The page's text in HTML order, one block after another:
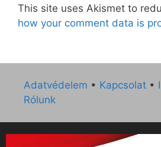
This site uses Akismet to
how your comment data is
Adatvédelem • Kapcsolat •
Rólunk